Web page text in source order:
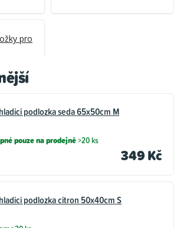
pro
podlozka seda 65x50cm M
pouze na prodejně>20 ks
349 Kč
podlozka citron 50x40cm S